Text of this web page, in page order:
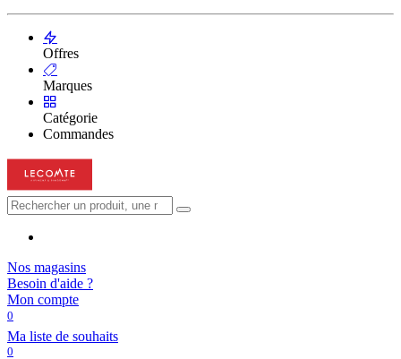
Offres
Marques
Catégorie
Commandes
Nos magasins
Besoin d'aide ?
Mon compte
0
Ma liste de souhaits
0